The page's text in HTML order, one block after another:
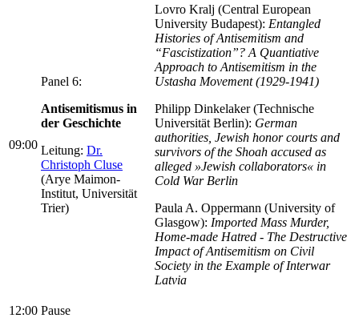
09:00
Panel 6:
Antisemitismus in
der Geschichte
Leitung: Dr.
Christoph Cluse
(Arye Maimon-
Institut, Universität
Trier)
Lovro Kralj (Central European
University Budapest): Entangled
Histories of Antisemitism and
“Fascistization”? A Quantiative
Approach to Antisemitism in the
Ustasha Movement (1929-1941)
Philipp Dinkelaker (Technische
Universität Berlin): German
authorities, Jewish honor courts and
survivors of the Shoah accused as
alleged »Jewish collaborators« in
Cold War Berlin
Paula A. Oppermann (University of
Glasgow): Imported Mass Murder,
Home-made Hatred - The Destructive
Impact of Antisemitism on Civil
Society in the Example of Interwar
Latvia
12:00 Pause